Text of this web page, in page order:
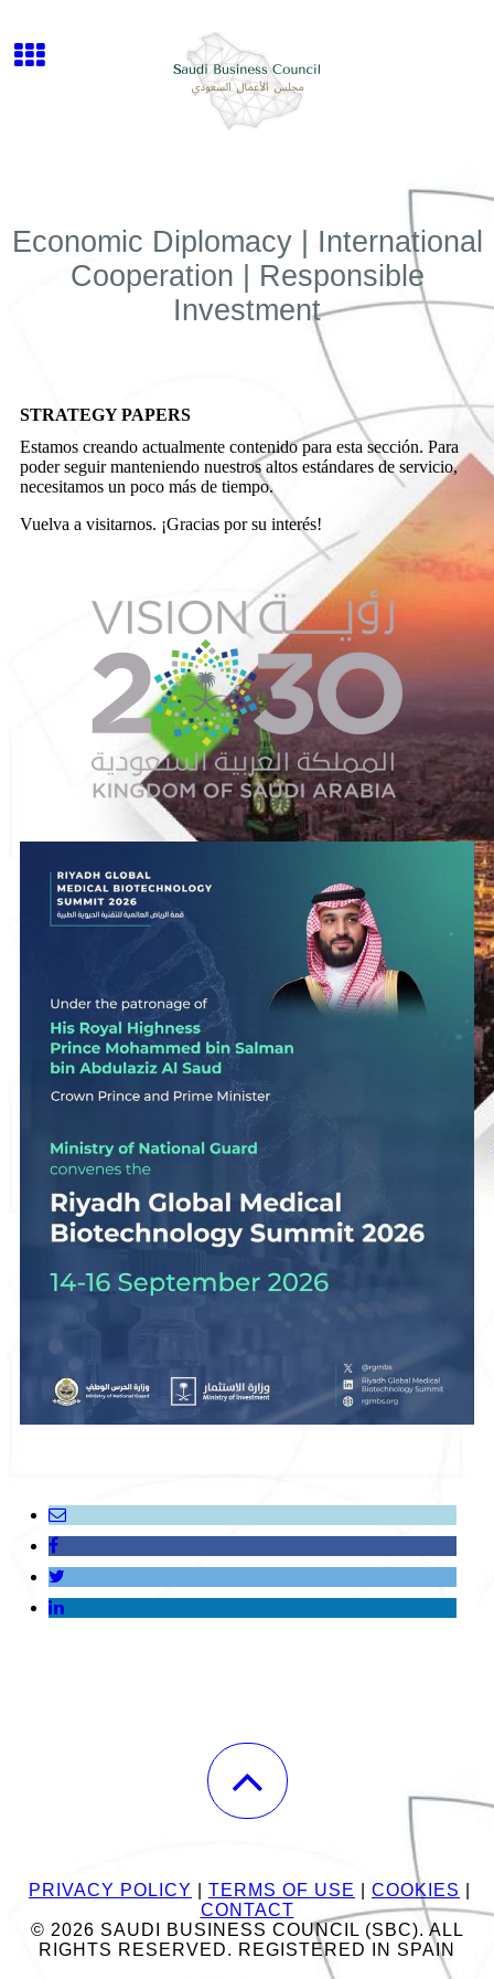
Economic Diplomacy | International
Cooperation | Responsible
Investment
STRATEGY PAPERS
Estamos creando actualmente contenido para esta sección. Para
poder seguir manteniendo nuestros altos estándares de servicio,
necesitamos un poco más de tiempo.
Vuelva a visitarnos. ¡Gracias por su interés!
PRIVACY POLICY TERMS OF USE COOKIES
CONTACT
© 2026 SAUDI BUSINESS COUNCIL (SBC). ALL
RIGHTS RESERVED. REGISTERED IN SPAIN